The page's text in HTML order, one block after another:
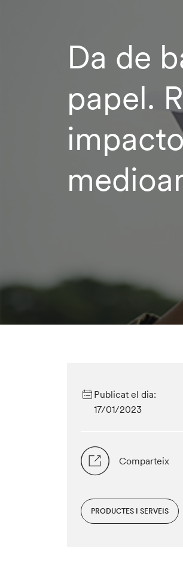
Da de
papel.
Publicat el dia:
17/01/2023
Comparteix
PRODUCTES I SERVEIS